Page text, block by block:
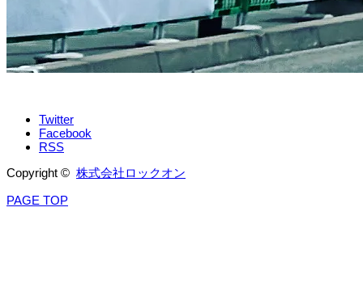
Twitter
Facebook
RSS
Copyright © 株式会社ロックオン
PAGE TOP